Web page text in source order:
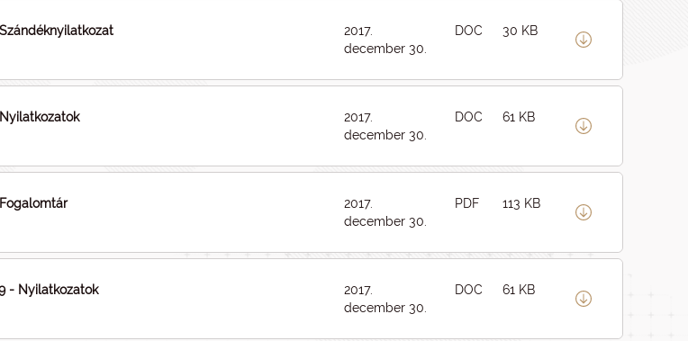
Szándéknyilatkozat
2017.
december 30.
DOC 30 KB
Nyilatkozatok
2017.
december 30.
DOC 61 KB
Fogalomtár
2017.
december 30.
PDF 113 KB
- Nyilatkozatok
2017.
december 30.
DOC 61 KB